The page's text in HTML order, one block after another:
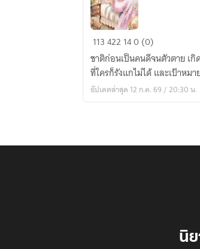
เกิด
ใหม่
ในปี
80
ฉัน
113422 140 (0)
ชาติก่อนเป็นคนดีจนตัวตาย เ
ที่ใครก็รังแกไม่ได้ และเป้าหม
อัปเดตล่าสุด 12 ก.ค. 69 / 20:30 น.
นิ